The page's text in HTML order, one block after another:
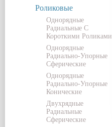
Роликовые
Однорядные
Радиальные С
Короткими Роликами
Однорядные
Радиально-Упорные
Сферические
Однорядные
Радиально-Упорные
Конические
Двухрядные
Радиальные
Сферические